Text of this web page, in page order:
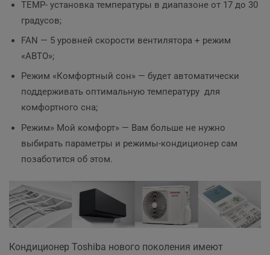
TEMP- установка температуры в диапазоне от 17 до 30
градусов;
FAN — 5 уровней скорости вентилятора + режим
«АВТО»;
Режим «Комфортный сон» — будет автоматически
поддерживать оптимальную температуру для
комфортного сна;
Режим» Мой комфорт» — Вам больше не нужно
выбирать параметры и режимы-кондиционер сам
позаботится об этом.
Кондиционер Toshiba нового поколения имеют